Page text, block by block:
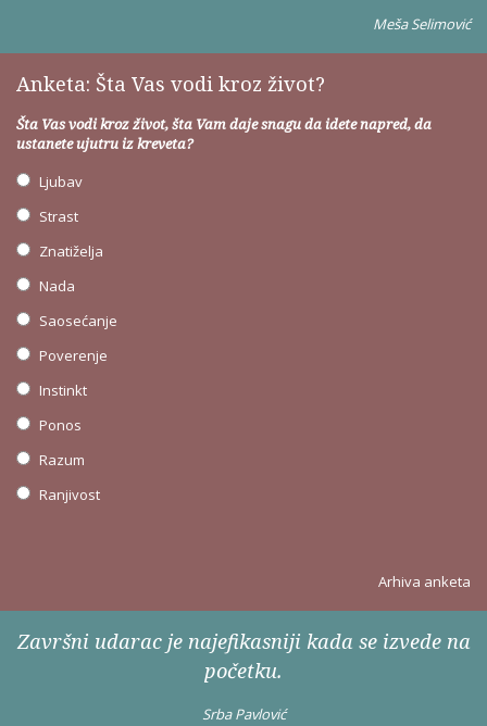
Meša Selimović
Anketa: Šta Vas vodi kroz život?
Šta Vas vodi kroz život, šta Vam daje snagu da idete napred, da
ustanete ujutru iz kreveta?
Ljubav
Strast
Znatiželja
Nada
Saosećanje
Poverenje
Instinkt
Ponos
Razum
Ranjivost
Arhiva anketa
Završni udarac je najefikasniji kada se izvede na
početku.
Srba Pavlović